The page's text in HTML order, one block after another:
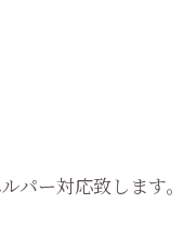
パー対応致します。